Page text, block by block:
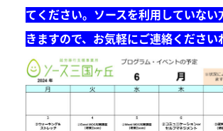
てください。ソースを利用していない
きますので、お気軽にご連絡ください